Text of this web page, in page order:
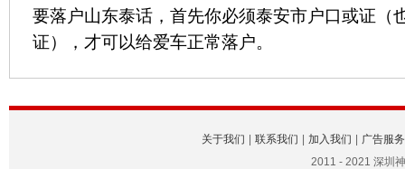
要落户山东泰话，首先你必须泰安市户口或证（
证），才可以给爱车正常落户。
关于我们 联系我们 加入我们
广告服务
2011 - 2021 深圳